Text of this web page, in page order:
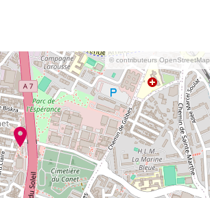
© contributeurs OpenStreetMap